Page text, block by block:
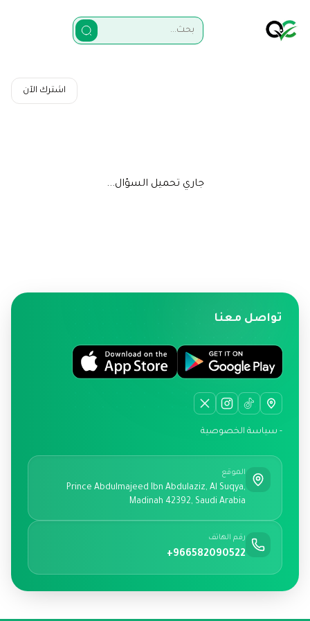
اشترك الآن
جاري تحميل السؤال...
تواصل معنا
- سياسة الخصوصية
الموقع
Prince Abdulmajeed Ibn Abdulaziz, Al Suqya,
Madinah 42392, Saudi Arabia
رقم الهاتف
+966582090522